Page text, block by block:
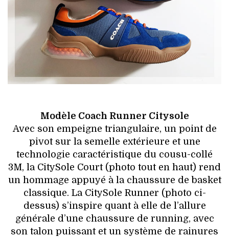
Modèle Coach Runner Citysole
Avec son empeigne triangulaire, un point de
pivot sur la semelle extérieure et une
technologie caractéristique du cousu-collé
3M, la CitySole Court (photo tout en haut) rend
un hommage appuyé à la chaussure de basket
classique. La CitySole Runner (photo ci-
dessus) s’inspire quant à elle de l’allure
générale d’une chaussure de running, avec
son talon puissant et un système de rainures